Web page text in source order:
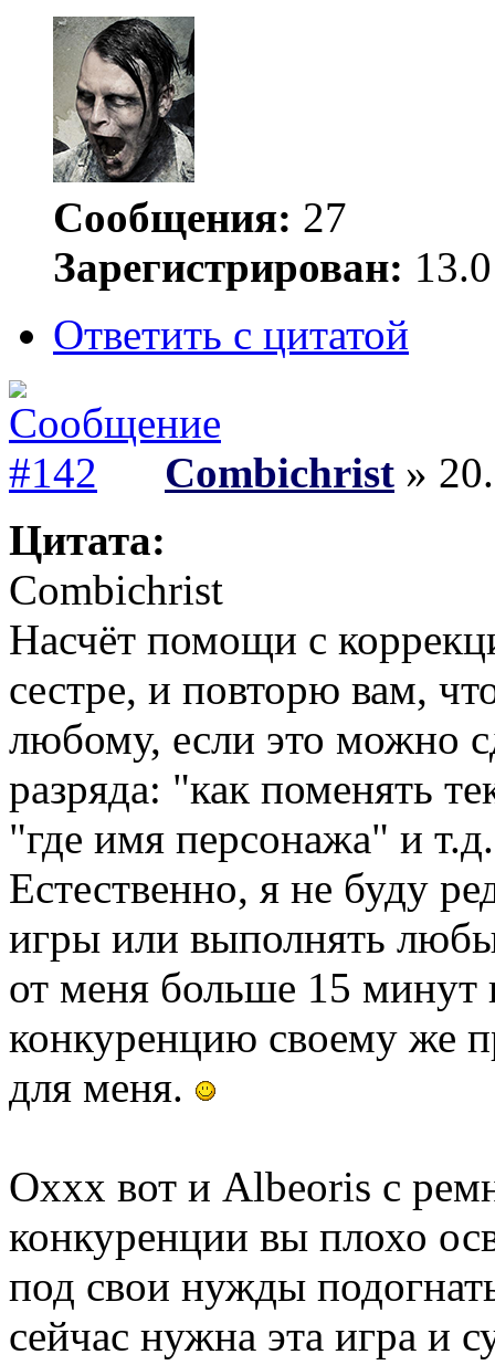
Сообщения: 27
Зарегистрирован:
Ответить с цитатой
Combichrist »
Цитата:
Combichrist
Насчёт помощи с
сестре, и повторю вам,
любому, если это можно
разряда: "как поменять
"где имя персонажа" и
Естественно, я не буду
игры или выполнять
от меня больше 15 минут
конкуренцию своему же
для меня.
Оххх вот и Albeoris с
конкуренции вы плохо
под свои нужды
сейчас нужна эта игра и